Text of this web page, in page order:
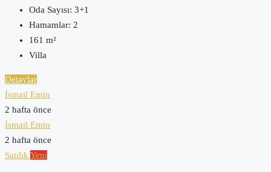
Oda Sayısı: 3+1
Hamamlar: 2
161 m²
Villa
Detaylar
İsmail Emin
2 hafta önce
İsmail Emin
2 hafta önce
Satılık Yeni